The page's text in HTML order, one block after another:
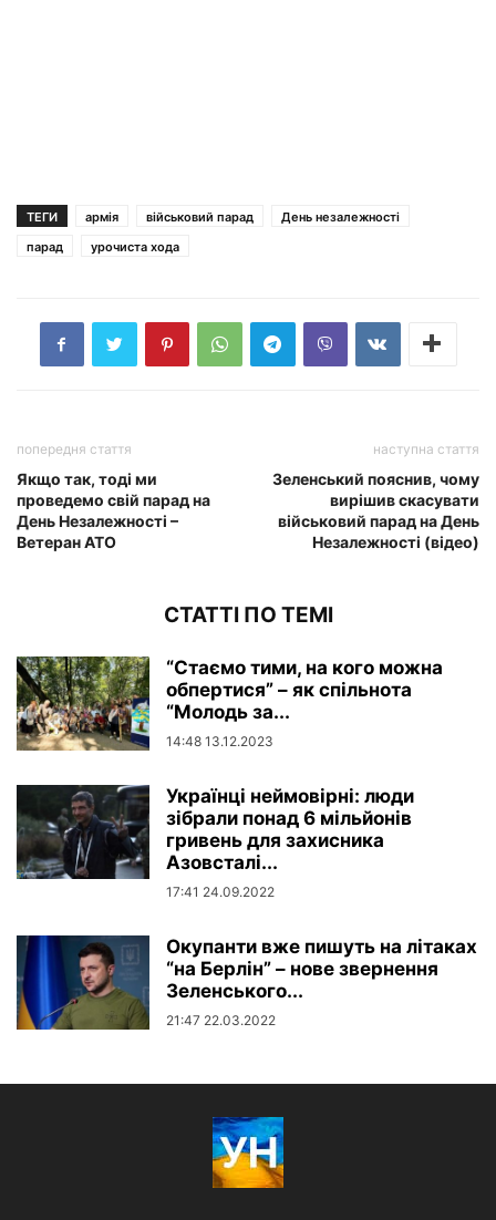
ТЕГИ армія військовий парад
День незалежності
парад
урочиста хода
попередня стаття
Якщо так, тоді ми
проведемо свій парад на
День Незалежності –
Ветеран АТО
наступна стаття
Зеленський пояснив, чому
вирішив скасувати
військовий парад на День
Незалежності (відео)
СТАТТІ ПО ТЕМІ
“Стаємо тими, на кого можна
обпертися” – як спільнота
“Молодь за...
14:48 13.12.2023
Українці неймовірні: люди
зібрали понад 6 мільйонів
гривень для захисника
Азовсталі...
17:41 24.09.2022
Окупанти вже пишуть на літаках
“на Берлін” – нове звернення
Зеленського...
21:47 22.03.2022